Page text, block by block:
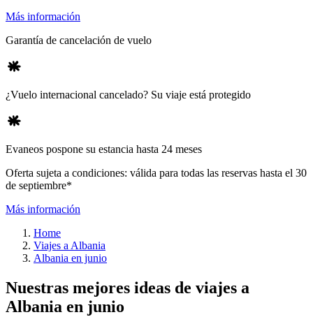
Más información
Garantía de cancelación de vuelo
¿Vuelo internacional cancelado? Su viaje está protegido
Evaneos pospone su estancia hasta 24 meses
Oferta sujeta a condiciones: válida para todas las reservas hasta el 30
de septiembre*
Más información
Home
Viajes a Albania
Albania en junio
Nuestras mejores ideas de viajes a
Albania en junio